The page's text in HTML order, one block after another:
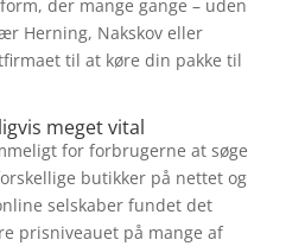
der mange gange – uden
Herning, Nakskov eller
til at køre din pakke til
meget vital
for forbrugerne at søge
butikker på nettet og
selskaber fundet det
prisniveauet på mange af